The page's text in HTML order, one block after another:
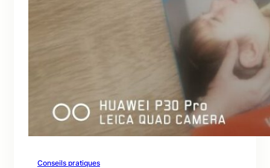
Conseils pratiques